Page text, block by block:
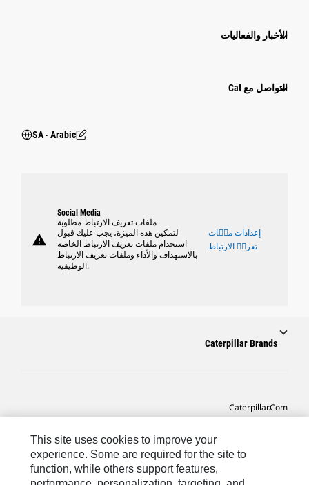
الأخبار والفعاليات
التواصل مع Cat
SA ‧ Arabic
warning
Social Media
ملفات تعريف الارتباط مطلوبة
لتمكين هذه الميزة، يجب عليك قبول
استخدام ملفات تعريف الارتباط الخاصة
بالاستهداف والأداء وملفات تعريف الارتباط
الوظيفية.
إعدادات ملٝات
تعريٝ الارتباط
Caterpillar Brands
Caterpillar.com
تفضيلات التسويق الخاصة بي
This site uses cookies to improve your
experience. Some are required for the site to
function, while others support features,